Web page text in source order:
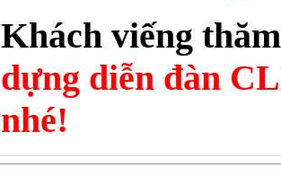
Khách viếng
dựng diễn đàn
nhé!